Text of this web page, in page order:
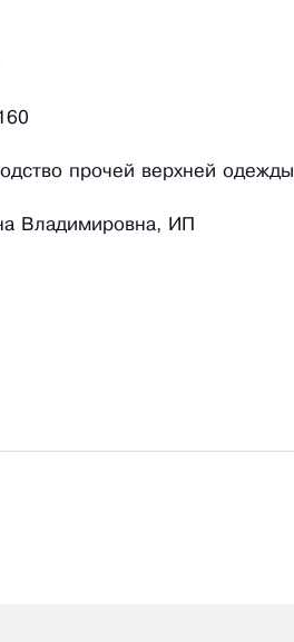
прочей верхней одежды
Владимировна, ИП